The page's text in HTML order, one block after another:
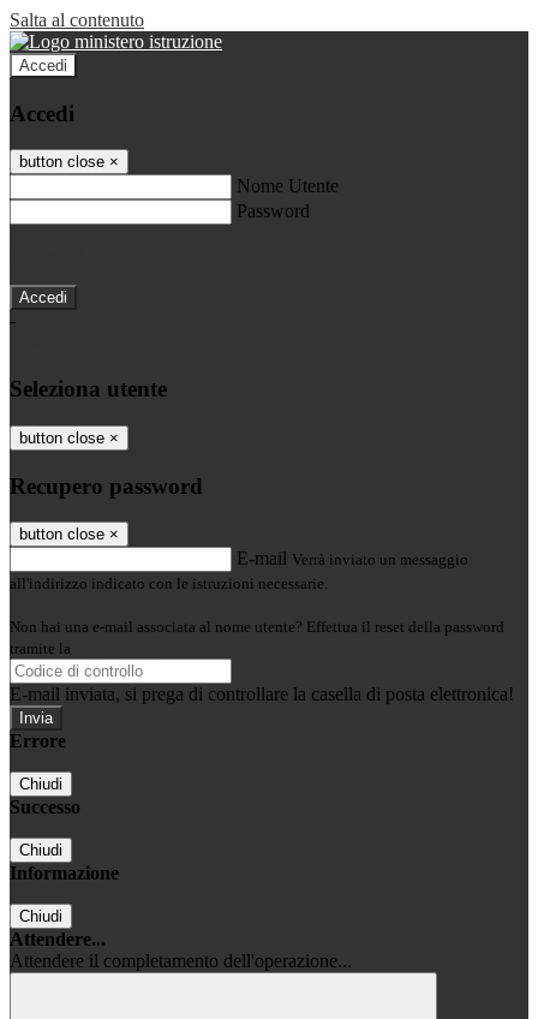
Salta al contenuto
Accedi
Accedi
button close ×
Nome Utente
Password
-
Seleziona utente
button close ×
Recupero password
button close ×
E-mail Verrà inviato un messaggio
all'indirizzo indicato con le istruzioni necessarie.
Non hai una e-mail associata al nome utente? Effettua il reset della password
tramite la
E-mail inviata, si prega di controllare la casella di posta elettronica!
Errore
Chiudi
Successo
Chiudi
Informazione
Chiudi
Attendere...
Attendere il completamento dell'operazione...